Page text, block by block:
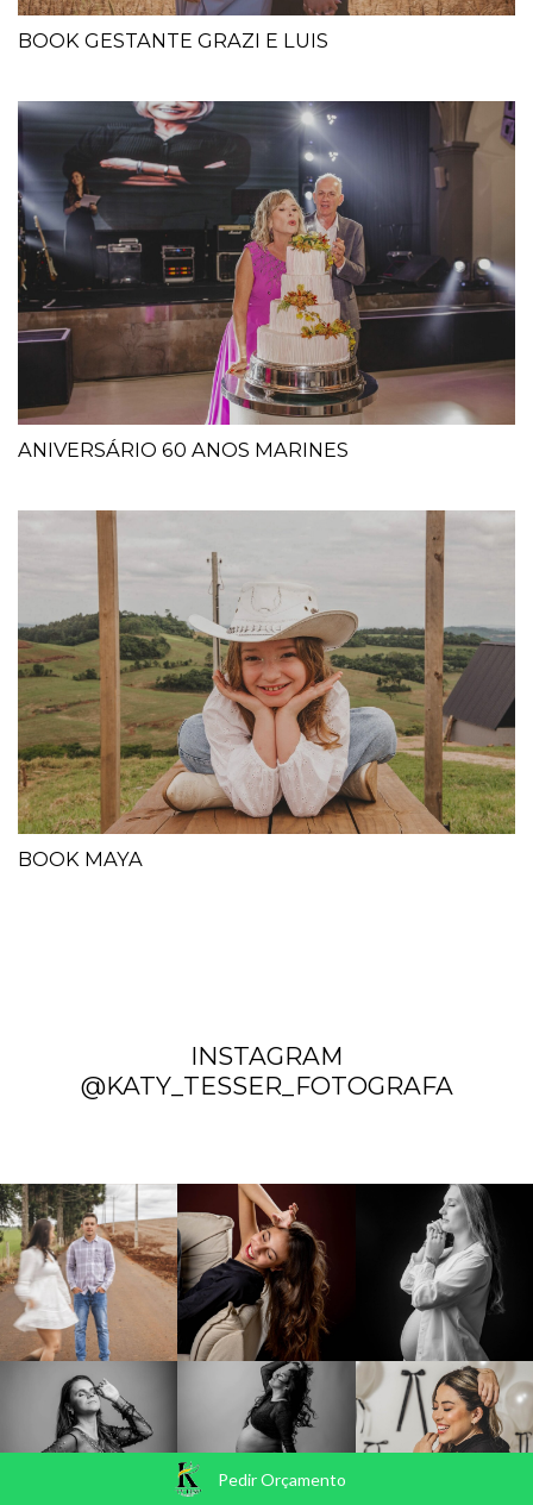
BOOK GESTANTE GRAZI E LUIS
ANIVERSÁRIO 60 ANOS MARINES
BOOK MAYA
INSTAGRAM
@KATY_TESSER_FOTOGRAFA
Pedir Orçamento